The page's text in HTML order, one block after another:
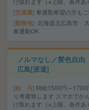
交通費 車通勤希望の方も
勤務地
北海道北広島市
車通勤OK
ノルマなし／髪色自
広島[派遣]
給 与 時給1500円～
り考慮致します スマホでか
け取れます（※上限、条件あ